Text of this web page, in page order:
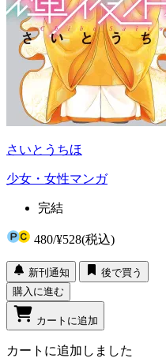
さいとうちほ
少女・女性マンガ
完結
480/¥528(税込)
新刊通知
後で買う
購入に進む
カートに追加
カートに追加しました